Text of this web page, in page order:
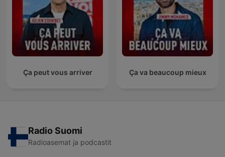
Ça peut vous arriver Ça va beaucoup mieux
Radio Suomi
Radioasemat ja podcastit